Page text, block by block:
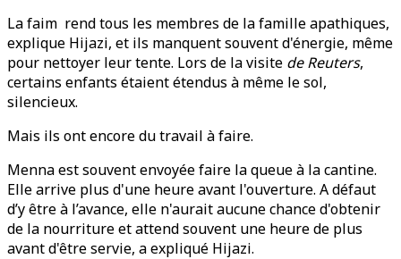
La faim rend tous les membres de la famille apathiques,
explique Hijazi, et ils manquent souvent d'énergie, même
pour nettoyer leur tente. Lors de la visite de Reuters,
certains enfants étaient étendus à même le sol,
silencieux.
Mais ils ont encore du travail à faire.
Menna est souvent envoyée faire la queue à la cantine.
Elle arrive plus d'une heure avant l'ouverture. A défaut
d’y être à l’avance, elle n'aurait aucune chance d'obtenir
de la nourriture et attend souvent une heure de plus
avant d'être servie, a expliqué Hijazi.